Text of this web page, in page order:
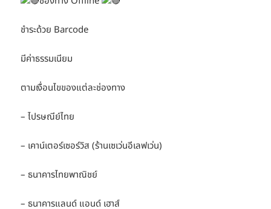
ชำระด้วย Barcode
มีค่าธรรมเนียม
ตามเงื่อนไขของแต่ละช่องทาง
– ไปรษณีย์ไทย
– เคาน์เตอร์เซอร์วิส (ร้านเซเว่นอีเลฟเว่น)
– ธนาคารไทยพาณิชย์
– ธนาคารแลนด์ แอนด์ เฮาส์